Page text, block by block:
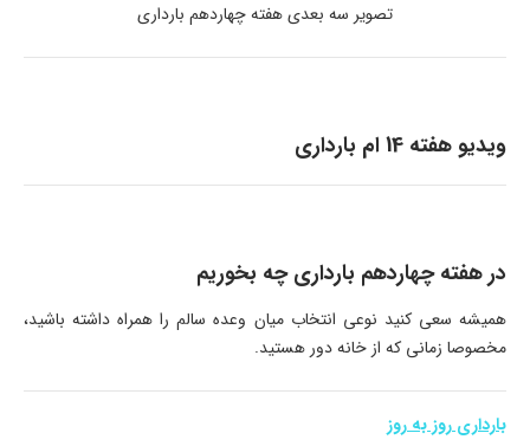
تصویر سه بعدی هفته چهاردهم بارداری
ویدیو هفته 14 ام بارداری
در هفته چهاردهم بارداری چه بخوریم
همیشه سعی کنید نوعی انتخاب میان وعده سالم را همراه داشته باشید،
مخصوصا زمانی که از خانه دور هستید.
بارداری روز به روز